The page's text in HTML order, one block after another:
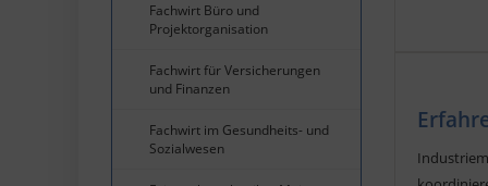
Fachwirt Büro und
Projektorganisation
Fachwirt für Versicherungen
und Finanzen
Fachwirt im Gesundheits- und
Sozialwesen